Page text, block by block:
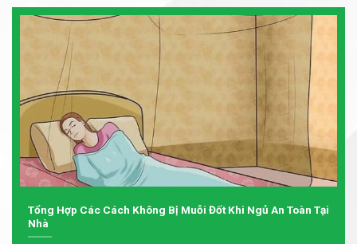
Tổng Hợp Các Cách Không Bị Muỗi Đốt Khi Ngủ An Toàn Tại
Nhà